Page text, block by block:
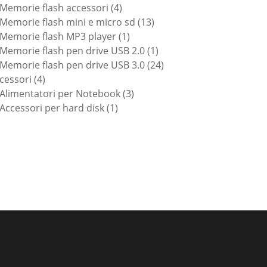
prodotti
Memorie flash accessori 44
prodotti
Memorie flash mini e micro sd 1313
Memorie flash MP3 player 11
prodotto
Memorie flash pen drive USB 2.0 11
prodotto
Memorie flash pen drive USB 3.0 2424
44
prodotti
Alimentatori per Notebook 33
Accessori per hard disk 11